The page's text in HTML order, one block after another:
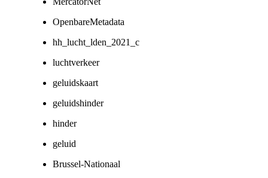
OpenbareMetadata
hh_lucht_lden_2021_c
luchtverkeer
geluidskaart
geluidshinder
hinder
geluid
Brussel-Nationaal